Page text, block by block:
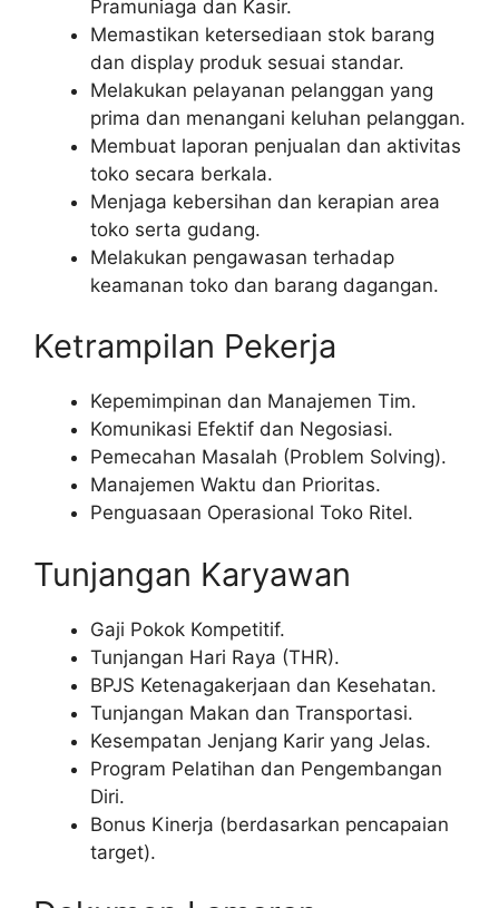
Pramuniaga dan Kasir.
Memastikan ketersediaan stok barang
dan display produk sesuai standar.
Melakukan pelayanan pelanggan yang
prima dan menangani keluhan pelanggan.
Membuat laporan penjualan dan aktivitas
toko secara berkala.
Menjaga kebersihan dan kerapian area
toko serta gudang.
Melakukan pengawasan terhadap
keamanan toko dan barang dagangan.
Ketrampilan Pekerja
Kepemimpinan dan Manajemen Tim.
Komunikasi Efektif dan Negosiasi.
Pemecahan Masalah (Problem Solving).
Manajemen Waktu dan Prioritas.
Penguasaan Operasional Toko Ritel.
Tunjangan Karyawan
Gaji Pokok Kompetitif.
Tunjangan Hari Raya (THR).
BPJS Ketenagakerjaan dan Kesehatan.
Tunjangan Makan dan Transportasi.
Kesempatan Jenjang Karir yang Jelas.
Program Pelatihan dan Pengembangan
Diri.
Bonus Kinerja (berdasarkan pencapaian
target).